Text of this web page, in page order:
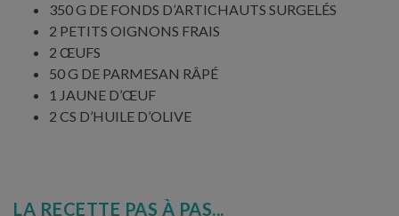
350 G DE FONDS D’ARTICHAUTS SURGELÉS
2 PETITS OIGNONS FRAIS
2 ŒUFS
50 G DE PARMESAN RÂPÉ
1 JAUNE D’ŒUF
2 CS D’HUILE D’OLIVE
LA RECETTE PAS À PAS...